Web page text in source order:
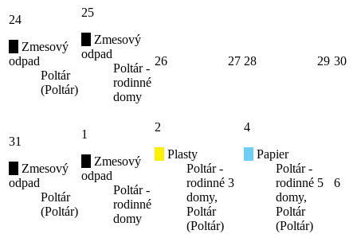
24
Zmesový
odpad
Poltár
(Poltár)
25
Zmesový
odpad
Poltár -
rodinné
domy
26 27 28 29 30
31
Zmesový
odpad
Poltár
(Poltár)
1
Zmesový
odpad
Poltár -
rodinné
domy
2
Plasty
Poltár -
rodinné
domy,
Poltár
(Poltár)
3
4
Papier
Poltár -
rodinné
domy,
Poltár
(Poltár)
5 6